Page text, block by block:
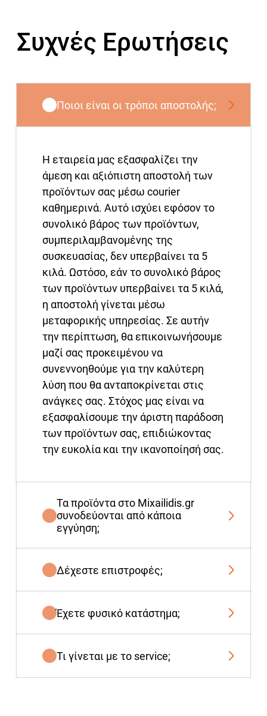
Συχνές Ερωτήσεις
Ποιοι είναι οι τρόποι αποστολής;
Η εταιρεία μας εξασφαλίζει την
άμεση και αξιόπιστη αποστολή των
προϊόντων σας μέσω courier
καθημερινά. Αυτό ισχύει εφόσον το
συνολικό βάρος των προϊόντων,
συμπεριλαμβανομένης της
συσκευασίας, δεν υπερβαίνει τα 5
κιλά. Ωστόσο, εάν το συνολικό βάρος
των προϊόντων υπερβαίνει τα 5 κιλά,
η αποστολή γίνεται μέσω
μεταφορικής υπηρεσίας. Σε αυτήν
την περίπτωση, θα επικοινωνήσουμε
μαζί σας προκειμένου να
συνεννοηθούμε για την καλύτερη
λύση που θα ανταποκρίνεται στις
ανάγκες σας. Στόχος μας είναι να
εξασφαλίσουμε την άριστη παράδοση
των προϊόντων σας, επιδιώκοντας
την ευκολία και την ικανοποίησή σας.
Τα προϊόντα στο Mixailidis.gr
συνοδεύονται από κάποια
εγγύηση;
Δέχεστε επιστροφές;
Έχετε φυσικό κατάστημα;
Τι γίνεται με το service;